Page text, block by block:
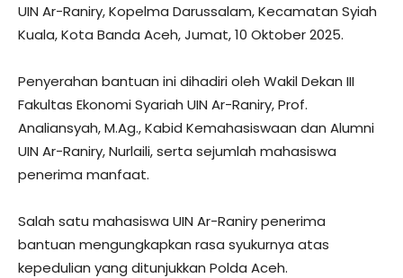
UIN Ar-Raniry, Kopelma Darussalam, Kecamatan Syiah
Kuala, Kota Banda Aceh, Jumat, 10 Oktober 2025.
Penyerahan bantuan ini dihadiri oleh Wakil Dekan III
Fakultas Ekonomi Syariah UIN Ar-Raniry, Prof.
Analiansyah, M.Ag., Kabid Kemahasiswaan dan Alumni
UIN Ar-Raniry, Nurlaili, serta sejumlah mahasiswa
penerima manfaat.
Salah satu mahasiswa UIN Ar-Raniry penerima
bantuan mengungkapkan rasa syukurnya atas
kepedulian yang ditunjukkan Polda Aceh.